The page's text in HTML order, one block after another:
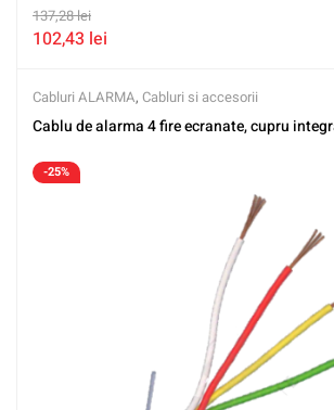
137,28lei
102,43 lei
Cabluri ALARMA, Cabluri si accesorii
Cablu de alarma 4 fire ecranate, cupru
-25%